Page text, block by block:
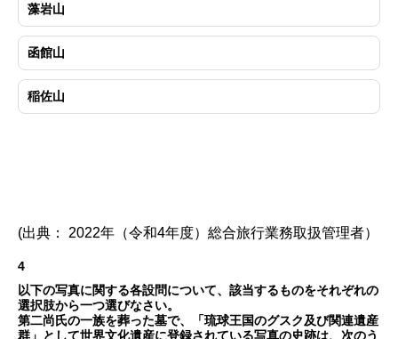
藻岩山
函館山
稲佐山
(出典： 2022年（令和4年度）総合旅行業務取扱管理者）
4
以下の写真に関する各設問について、該当するものをそれぞれの
選択肢から一つ選びなさい。
第二尚氏の一族を葬った墓で、「琉球王国のグスク及び関連遺産
群」として世界文化遺産に登録されている写真の史跡は、次のう